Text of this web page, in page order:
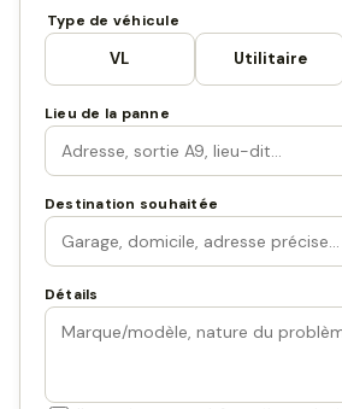
Type de véhicule
VL Utilitaire
Lieu de la panne
Destination souhaitée
Détails